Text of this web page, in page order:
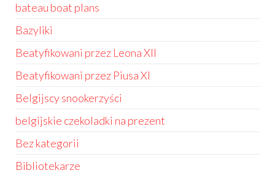
bateau boat plans
Bazyliki
Beatyfikowani przez Leona XII
Beatyfikowani przez Piusa XI
Belgijscy snookerzyści
belgijskie czekoladki na prezent
Bez kategorii
Bibliotekarze